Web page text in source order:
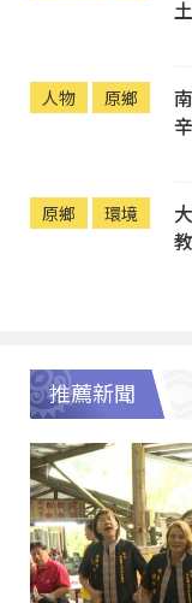
人物 原鄉
原鄉 環境
推薦新聞